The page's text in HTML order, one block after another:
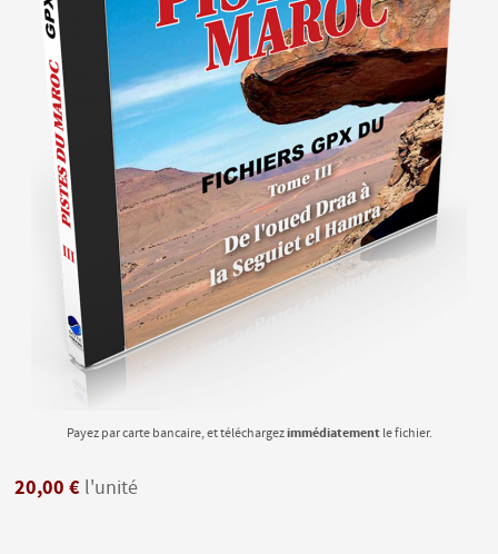
Payez par carte bancaire, et téléchargezimmédiatementle fichier.
20,00 € l'unité